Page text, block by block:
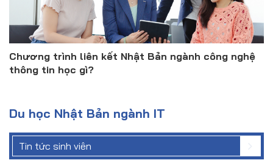
Chương trình liên kết Nhật Bản ngành công nghệ
thông tin học gì?
Du học Nhật Bản ngành IT
Tin tức sinh viên